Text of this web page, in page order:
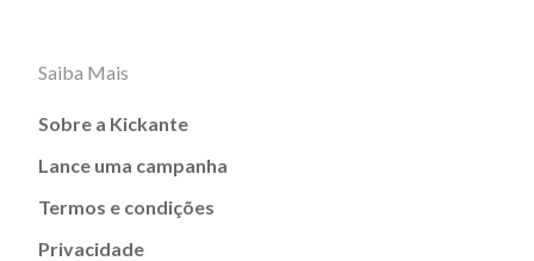
Saiba Mais
Sobre a Kickante
Lance uma campanha
Termos e condições
Privacidade